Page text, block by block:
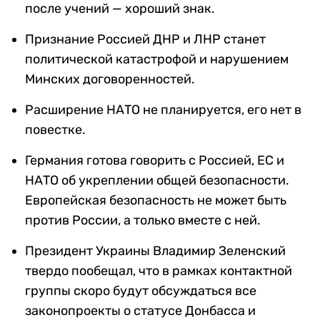
после учений — хороший знак.
Признание Россией ДНР и ЛНР станет
политической катастрофой и нарушением
Минских договоренностей.
Расширение НАТО не планируется, его нет в
повестке.
Германия готова говорить с Россией, ЕС и
НАТО об укреплении общей безопасности.
Европейская безопасность не может быть
против России, а только вместе с ней.
Президент Украины Владимир Зеленский
твердо пообещал, что в рамках контактной
группы скоро будут обсуждаться все
законопроекты о статусе Донбасса и